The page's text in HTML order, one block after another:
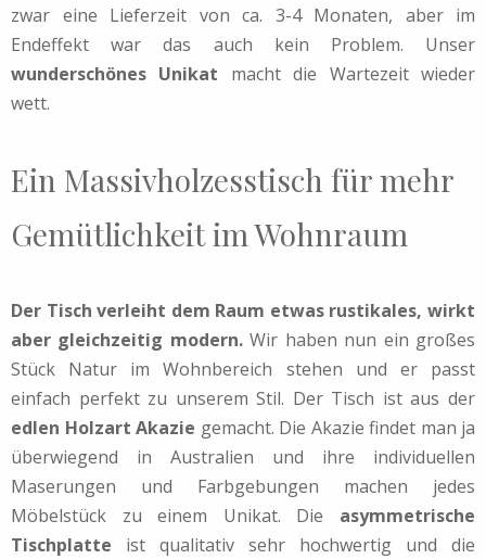
zwar eine Lieferzeit von ca. 3-4 Monaten, aber im
Endeffekt war das auch kein Problem. Unser
wunderschönes Unikat macht die Wartezeit wieder
wett.
Ein Massivholzesstisch für mehr
Gemütlichkeit im Wohnraum
Der Tisch verleiht dem Raum etwas rustikales, wirkt
aber gleichzeitig modern.Wir haben nun ein großes
Stück Natur im Wohnbereich stehen und er passt
einfach perfekt zu unserem Stil. Der Tisch ist aus der
edlen Holzart Akazie gemacht. Die Akazie findet man ja
überwiegend in Australien und ihre individuellen
Maserungen und Farbgebungen machen jedes
Möbelstück zu einem Unikat. Die asymmetrische
Tischplatte ist qualitativ sehr hochwertig und die